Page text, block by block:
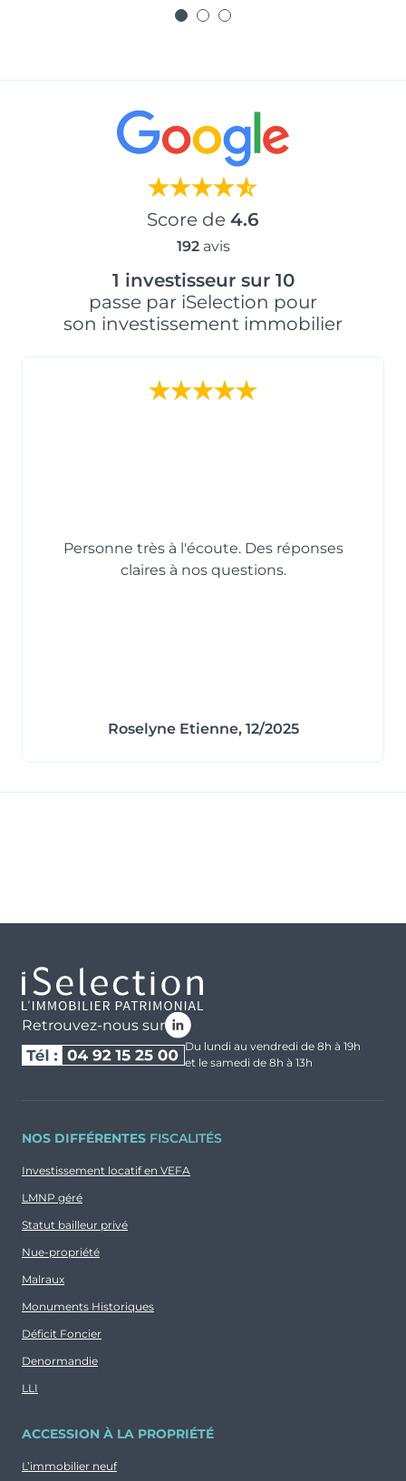
Score de 4.6
192avis
1 investisseur sur 10
passe par iSelection pour
son investissement immobilier
Personne très à l'écoute. Des réponses
claires à nos questions.
Roselyne Etienne, 12/2025
Retrouvez-nous sur
Du lundi au vendredi de 8h à 19h
et le samedi de 8h à 13h
NOS DIFFÉRENTES FISCALITÉS
Investissement locatif en VEFA
LMNP géré
Statut bailleur privé
Nue-propriété
Malraux
Monuments Historiques
Déficit Foncier
Denormandie
LLI
ACCESSION À LA PROPRIÉTÉ
L’immobilier neuf